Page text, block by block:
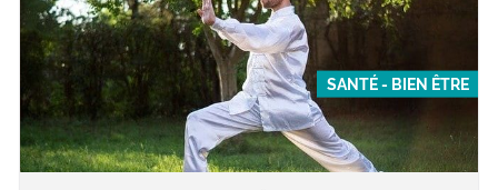
SANTÉ - BIEN ÊTRE